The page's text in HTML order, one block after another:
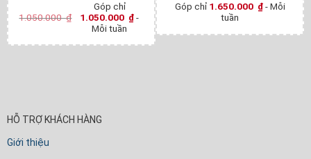
1.050.000₫
Góp chỉ
1.050.000 ₫-
Mỗi tuần
Góp chỉ 1.650.000 ₫ - Mỗi
tuần
HỖ TRỢ KHÁCH HÀNG
Giới thiệu